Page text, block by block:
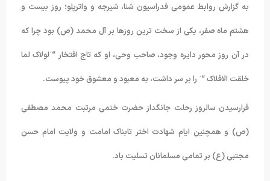
به گزارش روابط عمومی فدراسیون شنا، شیرجه و واترپلو؛ روز بیست و
هشتم ماه صفر، یکی از سخت ترین روزها بر آل محمد (ص) بود چرا که
در آن روز محور دایره وجود، صاحب وحی، او که تاج افتخار “ˈلولاک لما
خلقت الافلاک “ˈ را بر سر داشت، به معبود و معشوق خود پیوست.
فرارسیدن سالروز رحلت جانگداز حضرت ختمی مرتبت محمد مصطفی
(ص) و همچنین ایام شهادت اختر تابناک امامت و ولایت امام حسن
مجتبی (ع) بر تمامی مسلمانان تسلیت باد.